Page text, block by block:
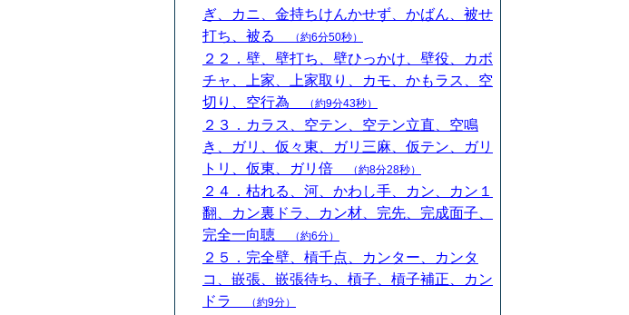
ぎ、カニ、金持ちけんかせず、かばん、被せ
打ち、被る
（約6分50秒）
２２．壁、壁打ち、壁ひっかけ、壁役、カボ
チャ、上家、上家取り、カモ、かもラス、空
切り、空行為
（約9分43秒）
２３．カラス、空テン、空テン立直、空鳴
き、ガリ、仮々東、ガリ三麻、仮テン、ガリ
トリ、仮東、ガリ倍
（約8分28秒）
２４．枯れる、河、かわし手、カン、カン１
翻、カン裏ドラ、カン材、完先、完成面子、
完全一向聴
（約6分）
２５．完全壁、槓千点、カンター、カンタ
コ、嵌張、嵌張待ち、槓子、槓子補正、カン
ドラ
（約9分）